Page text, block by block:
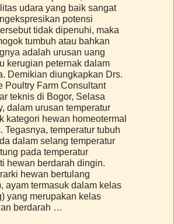
udara yang baik sangat
potensi
tidak dipenuhi, maka
tumbuh atau bahkan
adalah urusan uang
kerugian peternak dalam
Demikian diungkapkan Drs.
Poultry Farm Consultant
teknis di Bogor, Selasa
dalam urusan temperatur
kategori hewan homeotermal
Tegasnya, temperatur tubuh
dalam selang temperatur
pada temperatur
hewan berdarah dingin.
hewan bertulang
ayam termasuk dalam kelas
yang merupakan kelas
berdarah …